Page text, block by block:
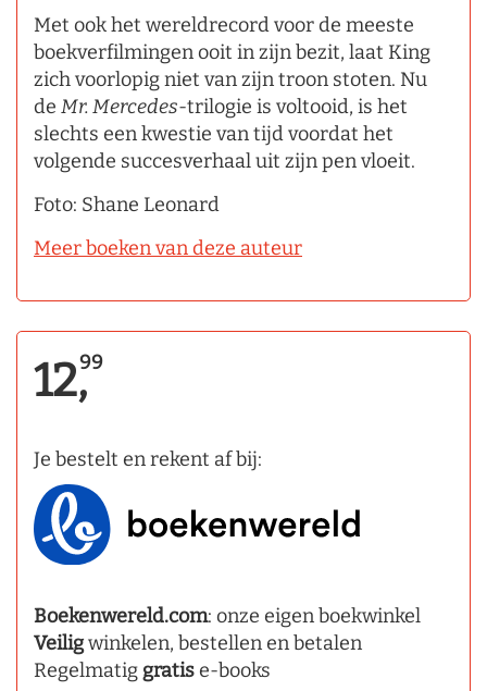
Met ook het wereldrecord voor de meeste
boekverfilmingen ooit in zijn bezit, laat King
zich voorlopig niet van zijn troon stoten. Nu
de Mr. Mercedes­-trilogie is voltooid, is het
slechts een kwestie van tijd voordat het
volgende succesverhaal uit zijn pen vloeit.
Foto: Shane Leonard
Meer boeken van deze auteur
12,99
Je bestelt en rekent af bij:
Boekenwereld.com: onze eigen boekwinkel
Veiligwinkelen, bestellen en betalen
Regelmatig gratise-books